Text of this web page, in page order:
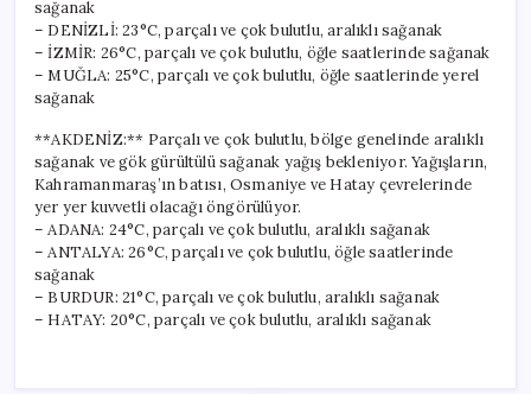
sağanak
– DENİZLİ: 23°C, parçalı ve çok bulutlu, aralıklı sağanak
– İZMİR: 26°C, parçalı ve çok bulutlu, öğle saatlerinde sağanak
– MUĞLA: 25°C, parçalı ve çok bulutlu, öğle saatlerinde yerel
sağanak
**AKDENİZ:** Parçalı ve çok bulutlu, bölge genelinde aralıklı
sağanak ve gök gürültülü sağanak yağış bekleniyor. Yağışların,
Kahramanmaraş’ın batısı, Osmaniye ve Hatay çevrelerinde
yer yer kuvvetli olacağı öngörülüyor.
– ADANA: 24°C, parçalı ve çok bulutlu, aralıklı sağanak
– ANTALYA: 26°C, parçalı ve çok bulutlu, öğle saatlerinde
sağanak
– BURDUR: 21°C, parçalı ve çok bulutlu, aralıklı sağanak
– HATAY: 20°C, parçalı ve çok bulutlu, aralıklı sağanak